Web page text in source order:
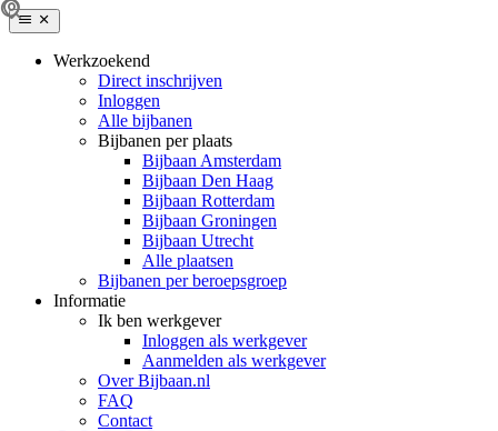
Werkzoekend
Direct inschrijven
Inloggen
Alle bijbanen
Bijbanen per plaats
Bijbaan Amsterdam
Bijbaan Den Haag
Bijbaan Rotterdam
Bijbaan Groningen
Bijbaan Utrecht
Alle plaatsen
Bijbanen per beroepsgroep
Informatie
Ik ben werkgever
Inloggen als werkgever
Aanmelden als werkgever
Over Bijbaan.nl
FAQ
Contact